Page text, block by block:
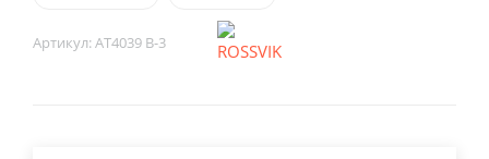
Артикул:AT4039 B-3